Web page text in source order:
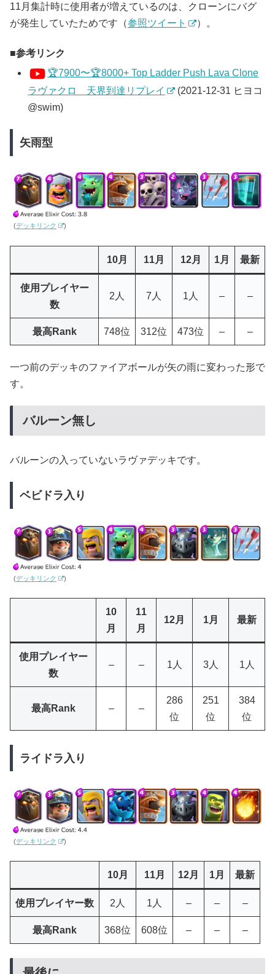
11月集計時に使用者が増えているのは、クローンにバグ
が発生していたためです（参照ツイート ）。
参考リンク
🏆7900〜🏆8000+ Top Ladder Push Lava Clone
ラヴァクロ 天界到達リプレイ
(2021-12-31 ヒヨコ
@swim)
矢雨型
(デッキリンク )
10月 11月 12月 1月 最新
使用プレイヤー
数
2人 7人 1人 – –
最高Rank 748位 312位 473位 – –
一つ前のデッキのファイアボールが矢の雨に変わった形で
す。
バルーン無し
バルーンの入っていないラヴァデッキです。
ベビドラ入り
(デッキリンク )
10
月
11
月
12月 1月 最新
使用プレイヤー
数
– – 1人 3人 1人
最高Rank – –
286
位
251
位
384
位
ライドラ入り
(デッキリンク )
10月 11月 12月 1月 最新
使用プレイヤー数 2人 1人 – – –
最高Rank 368位 608位 – – –